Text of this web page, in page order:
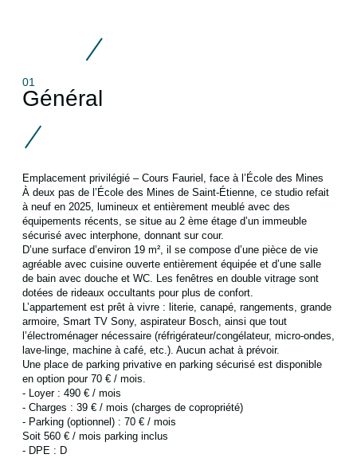
01
Général
Emplacement privilégié – Cours Fauriel, face à l’École des Mines
À deux pas de l’École des Mines de Saint-Étienne, ce studio refait
à neuf en 2025, lumineux et entièrement meublé avec des
équipements récents, se situe au 2 ème étage d’un immeuble
sécurisé avec interphone, donnant sur cour.
D’une surface d’environ 19 m², il se compose d’une pièce de vie
agréable avec cuisine ouverte entièrement équipée et d’une salle
de bain avec douche et WC. Les fenêtres en double vitrage sont
dotées de rideaux occultants pour plus de confort.
L’appartement est prêt à vivre : literie, canapé, rangements, grande
armoire, Smart TV Sony, aspirateur Bosch, ainsi que tout
l’électroménager nécessaire (réfrigérateur/congélateur, micro-ondes,
lave-linge, machine à café, etc.). Aucun achat à prévoir.
Une place de parking privative en parking sécurisé est disponible
en option pour 70 € / mois.
- Loyer : 490 € / mois
- Charges : 39 € / mois (charges de copropriété)
- Parking (optionnel) : 70 € / mois
Soit 560 € / mois parking inclus
- DPE : D